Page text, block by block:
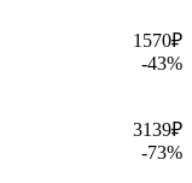
1570₽
-43%
3139₽
-73%